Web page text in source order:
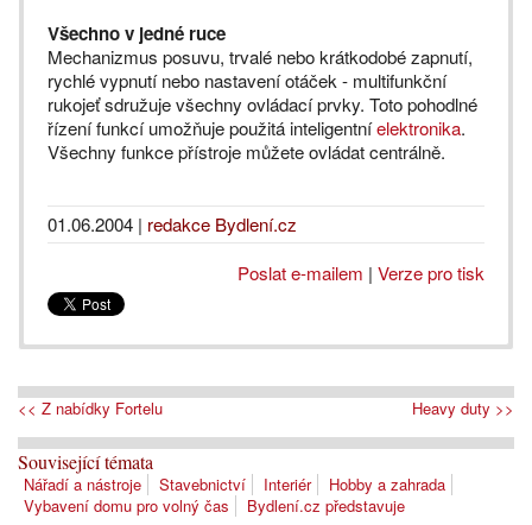
Všechno v jedné ruce
Mechanizmus posuvu, trvalé nebo krátkodobé zapnutí,
rychlé vypnutí nebo nastavení otáček - multifunkční
rukojeť sdružuje všechny ovládací prvky. Toto pohodlné
řízení funkcí umožňuje použitá inteligentníelektronika.
Všechny funkce přístroje můžete ovládat centrálně.
01.06.2004 | redakce Bydlení.cz
Poslat e-mailem | Verze pro tisk
<< Z nabídky Fortelu Heavy duty >>
Související témata
Nářadí a nástroje Stavebnictví Interiér
Hobby a zahrada
Vybavení domu pro volný čas
Bydlení.cz představuje